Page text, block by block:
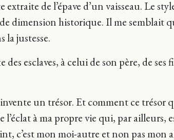
extraite de l’épave d’un vaisseau. Le
dimension historique. Il me semblait
la justesse.
esclaves, à celui de son père, de ses
un trésor. Et comment ce trésor
à ma propre vie qui, par ailleurs,
c’est mon moi-autre et non pas mon